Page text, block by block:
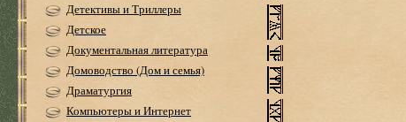
Детективы и Триллеры
Детское
Документальная литература
Домоводство (Дом и семья)
Драматургия
Компьютеры и Интернет